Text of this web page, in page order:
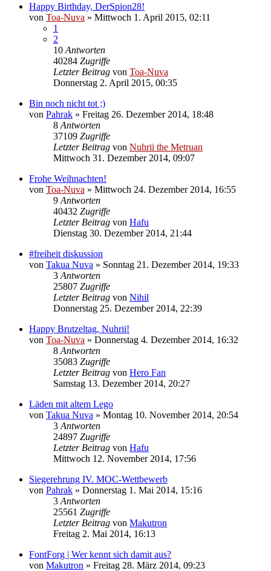
Happy Birthday, DerSpion28!
von Toa-Nuva » Mittwoch 1. April 2015, 02:11
1
2
10 Antworten
40284 Zugriffe
Letzter Beitrag von Toa-Nuva
Donnerstag 2. April 2015, 00:35
Bin noch nicht tot ;)
von Pahrak » Freitag 26. Dezember 2014, 18:48
8 Antworten
37109 Zugriffe
Letzter Beitrag von Nuhrii the Metruan
Mittwoch 31. Dezember 2014, 09:07
Frohe Weihnachten!
von Toa-Nuva » Mittwoch 24. Dezember 2014, 16:55
9 Antworten
40432 Zugriffe
Letzter Beitrag von Hafu
Dienstag 30. Dezember 2014, 21:44
#freiheit diskussion
von Takua Nuva » Sonntag 21. Dezember 2014, 19:33
3 Antworten
25807 Zugriffe
Letzter Beitrag von Nihil
Donnerstag 25. Dezember 2014, 22:39
Happy Brutzeltag, Nuhrii!
von Toa-Nuva » Donnerstag 4. Dezember 2014, 16:32
8 Antworten
35083 Zugriffe
Letzter Beitrag von Hero Fan
Samstag 13. Dezember 2014, 20:27
Läden mit altem Lego
von Takua Nuva » Montag 10. November 2014, 20:54
3 Antworten
24897 Zugriffe
Letzter Beitrag von Hafu
Mittwoch 12. November 2014, 17:56
Siegerehrung IV. MOC-Wettbewerb
von Pahrak » Donnerstag 1. Mai 2014, 15:16
3 Antworten
25561 Zugriffe
Letzter Beitrag von Makutron
Freitag 2. Mai 2014, 16:13
FontForg | Wer kennt sich damit aus?
von Makutron » Freitag 28. März 2014, 09:23